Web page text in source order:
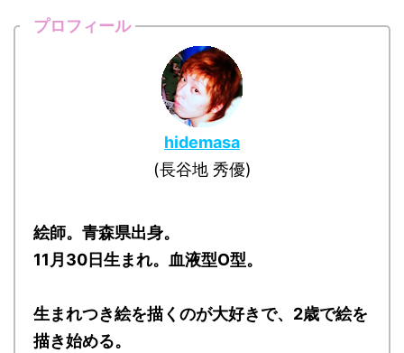
プロフィール
hidemasa
(長谷地 秀優)
絵師。青森県出身。
11月30日生まれ。血液型O型。
生まれつき絵を描くのが大好きで、2歳で絵を
描き始める。